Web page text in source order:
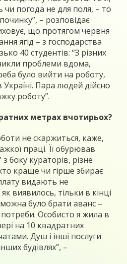
погода не для поля, – то
– розповідає
що протягом червня
ягід – з господарства
40 студентів: “З різних
проблеми вдома,
було вийти на роботу,
Пара людей дійсно
роботу”.
метрах вчотирьох?
не скаржиться, каже,
праці. Її обурював
з боку кураторів, різне
краще чи гірше збирає
видають не
виявилось, тільки в кінці
було брати аванс –
Особисто я жила в
на 10 квадратних
Душ і інші послуги
будівлях”, –